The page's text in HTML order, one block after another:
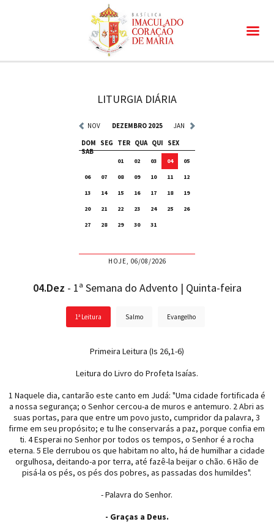
LITURGIA DIÁRIA
NOV DEZEMBRO 2025
JAN
DOM
SEG TER QUA QUI
SEX
SAB
01 02 03 04
05
06
07 08 09 10 11
12
13
14 15 16 17 18
19
20
21 22 23 24 25
26
27
28 29 30 31
HOJE, 06/08/2026
04.Dez - 1ª Semana do Advento | Quinta-feira
1ª Leitura Salmo Evangelho
Primeira Leitura (Is 26,1-6)
Leitura do Livro do Profeta Isaías.
1 Naquele dia, cantarão este canto em Judá: "Uma cidade fortificada é
a nossa segurança; o Senhor cercou-a de muros e antemuro. 2 Abri as
suas portas, para que entre um povo justo, cumpridor da palavra, 3
firme em seu propósito; e tu lhe conservarás a paz, porque confia em
ti. 4 Esperai no Senhor por todos os tempos, o Senhor é a rocha
eterna. 5 Ele derrubou os que habitam no alto, há de humilhar a cidade
orgulhosa, deitando-a por terra, até fazê-la beijar o chão. 6 Hão de
pisá-la os pés, os pés dos pobres, as passadas dos humildes".
- Palavra do Senhor.
- Graças a Deus.